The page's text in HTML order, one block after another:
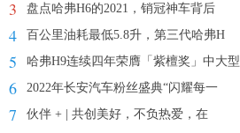
3 盘点哈弗H6的2021，销冠神车背后
4 百公里油耗最低5.8升，第三代哈弗H
5 哈弗H9连续四年荣膺「紫檀奖」中大型
6 2022年长安汽车粉丝盛典“闪耀每一
7 伙伴 + | 共创美好，不负热爱，在